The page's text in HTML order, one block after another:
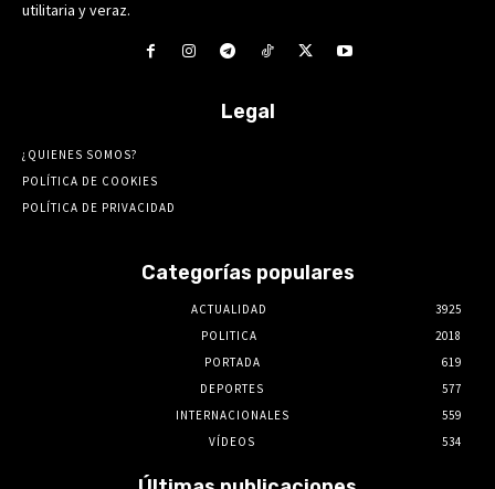
utilitaria y veraz.
Legal
¿QUIENES SOMOS?
POLÍTICA DE COOKIES
POLÍTICA DE PRIVACIDAD
Categorías populares
ACTUALIDAD
3925
POLITICA
2018
PORTADA
619
DEPORTES
577
INTERNACIONALES
559
VÍDEOS
534